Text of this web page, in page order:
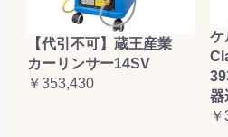
【代引不可】蔵王産業
カーリンサー14SV
￥353,430